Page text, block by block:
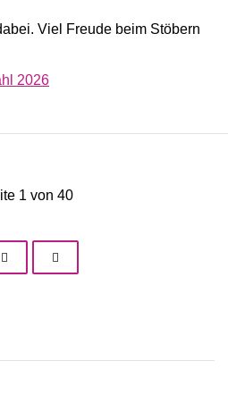
Viel Freude beim Stöbern
2026
1 von 40